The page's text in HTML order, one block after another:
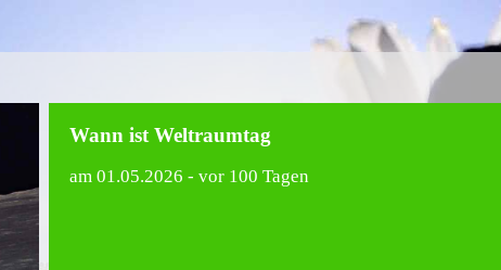
Wann ist Weltraumtag
am01.05.2026 - vor 100 Tagen